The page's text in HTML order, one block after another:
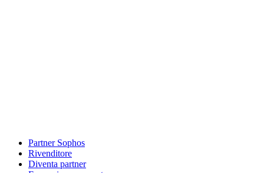
Partner Sophos
Rivenditore
Diventa partner